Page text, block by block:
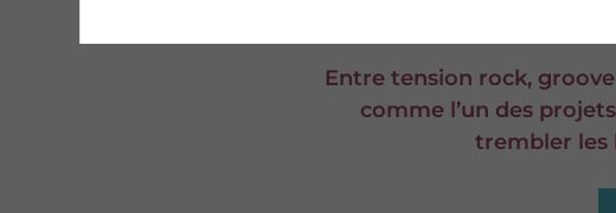
Entre tension rock,
comme l’un des
trembler les